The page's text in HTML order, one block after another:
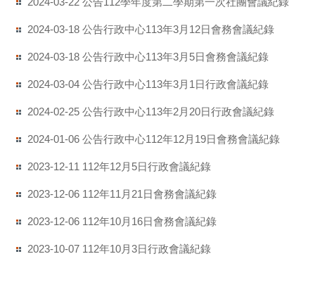
2024-03-18公告行政中心113年3月12日會務會議紀錄
2024-03-18公告行政中心113年3月5日會務會議紀錄
2024-03-04公告行政中心113年3月1日行政會議紀錄
2024-02-25公告行政中心113年2月20日行政會議紀錄
2024-01-06公告行政中心112年12月19日會務會議紀錄
2023-12-11 112年12月5日行政會議紀錄
2023-12-06 112年11月21日會務會議紀錄
2023-12-06 112年10月16日會務會議紀錄
2023-10-07 112年10月3日行政會議紀錄